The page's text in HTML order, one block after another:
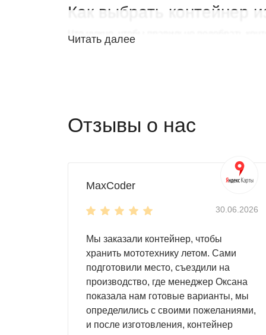
Как выбрать контейнер
Что нужно, чтобы правильно подобрать
разместить внутри. Мы предлагаем
на АЗС и т.д.
можно также использовать более
быть плоской, односкатной и двускатной.
Контейнер может использоваться в
От размеров контейнера напрямую
оборудование любого размера
домашние заготовки
запас дров
детские игрушки
инструменты и инвентарь
Читать далее
Отзывы о нас
MaxCoder
30.06.2026
Мы заказали контейнер, чтобы
хранить мототехнику летом. Сами
подготовили место, съездили на
производство, где менеджер Оксана
показала нам готовые варианты, мы
определились с своими пожеланиями,
и после изготовления, контейнер